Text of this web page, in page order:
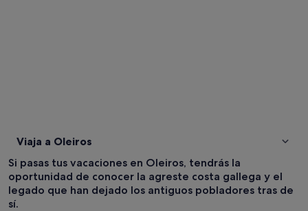
Viaja a Oleiros
Si pasas tus vacaciones en Oleiros, tendrás la
oportunidad de conocer la agreste costa gallega y el
legado que han dejado los antiguos pobladores tras de
sí.